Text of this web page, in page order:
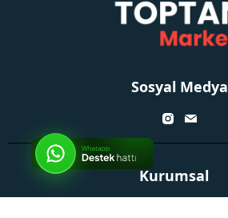
Sosyal Medya
Kurumsal